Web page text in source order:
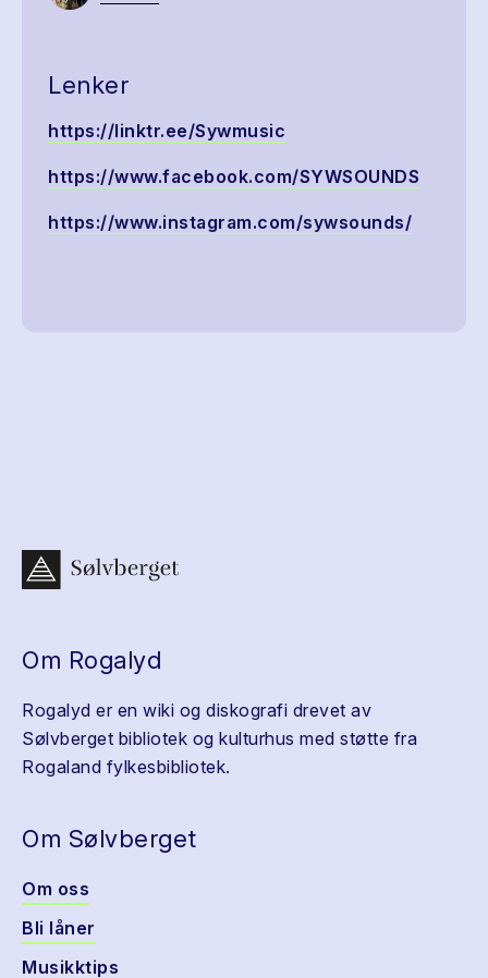
Lenker
https://linktr.ee/Sywmusic
https://www.facebook.com/SYWSOUNDS
https://www.instagram.com/sywsounds/
Om Rogalyd
Rogalyd er en wiki og diskografi drevet av
Sølvberget bibliotek og kulturhus med støtte fra
Rogaland fylkesbibliotek.
Om Sølvberget
Om oss
Bli låner
Musikktips